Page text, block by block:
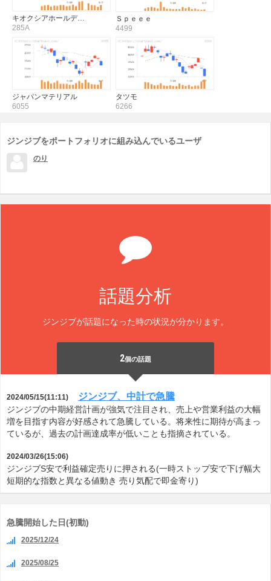
キオクシアホールデ…
285A
Ｓｐｅｅｅ
4499
ジャパンマテリアル
6055
タツモ
6266
ジンジブをポートフォリオに組み込んでいるユーザ
のり
話題分析
ジンジブが話題になった時の状況が分かります。
2個の話題
2024/05/15(11:11) ジンジブ、中計で急騰
ジンジブの中期経営計画が強気で注目され、売上や営業利益の大幅
増を目指す内容が好感されて急騰している。将来性に期待が高まっ
ているが、過去の計画達成率が低いことも指摘されている。
2024/03/26(15:06)
ジンジブS安で利益確定売りに押される(一時ストップ安で下げ幅大
短期的な指数と異なる値動き 売り気配で即金寄り)
急騰開始した日(初動)
2025/12/24
2025/08/25